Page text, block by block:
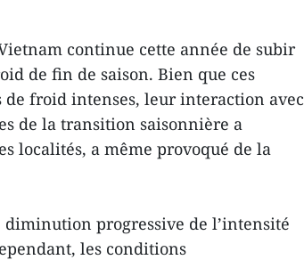
continue cette année de subir
de fin de saison. Bien que ces
de froid intenses, leur interaction avec
de la transition saisonnière a
localités, a même provoqué de la
diminution progressive de l’intensité
les conditions